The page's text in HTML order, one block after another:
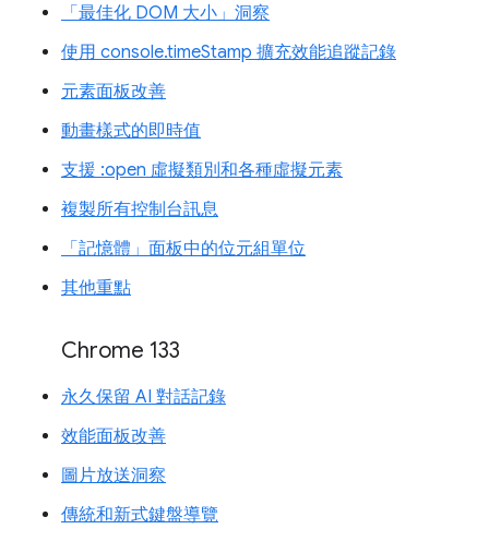
「最佳化 DOM 大小」洞察
使用 console.timeStamp 擴充效能追蹤記錄
元素面板改善
動畫樣式的即時值
支援 :open 虛擬類別和各種虛擬元素
複製所有控制台訊息
「記憶體」面板中的位元組單位
其他重點
Chrome 133
永久保留 AI 對話記錄
效能面板改善
圖片放送洞察
傳統和新式鍵盤導覽